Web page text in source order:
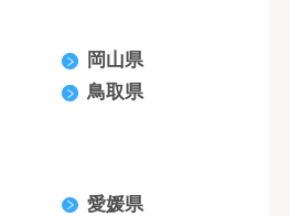
岡山県
鳥取県
愛媛県